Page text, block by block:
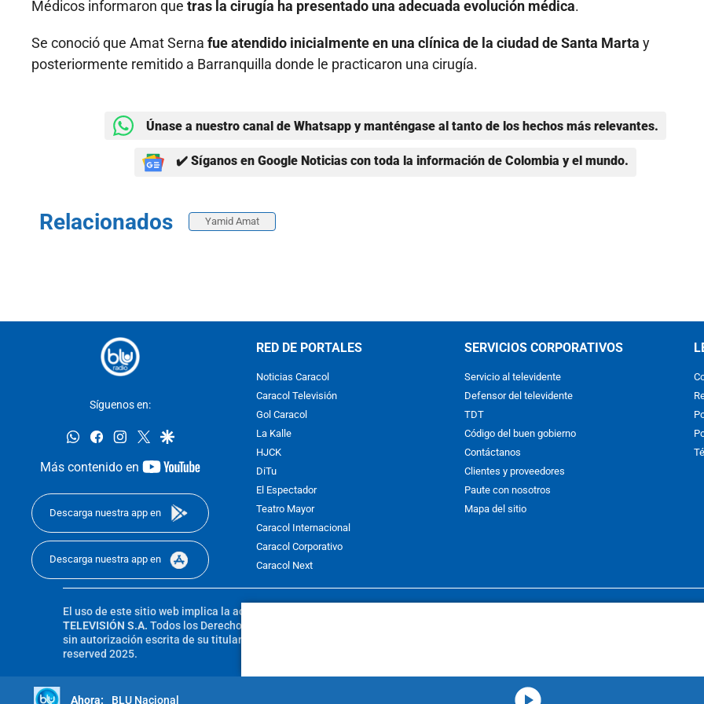
Médicos informaron que tras la cirugía ha presentado una adecuada evolución médica.
Se conoció que Amat Serna fue atendido inicialmente en una clínica de la ciudad de Santa Marta y
posteriormente remitido a Barranquilla donde le practicaron una cirugía.
Únase a nuestro canal de Whatsapp y manténgase al tanto de los hechos más relevantes.
✔️ Síganos en Google Noticias con toda la información de Colombia y el mundo.
Relacionados Yamid Amat
Síguenos en:
whatsappfacebookinstagram
twittergoogle
Más contenido en
youtube-
Descarga nuestra app en
Descarga nuestra app en
RED DE PORTALES
Noticias Caracol
Caracol Televisión
Gol Caracol
La Kalle
HJCK
DiTu
El Espectador
Teatro Mayor
Caracol Internacional
Caracol Corporativo
Caracol Next
SERVICIOS CORPORATIVOS
Servicio al televidente
Defensor del televidente
TDT
Código del buen gobierno
Contáctanos
Clientes y proveedores
Paute con nosotros
Mapa del sitio
El uso de este sitio web implica la aceptación de los
TELEVISIÓN S.A. Todos los Derechos Reservados D.R.A. Prohibida su reproducción total o parcial, así como su traducción a
sin autorización escrita de su titular. Reproduction in whole or in part, or translation without written permission is prohibited. All
reserved 2025.
BLU Nacional